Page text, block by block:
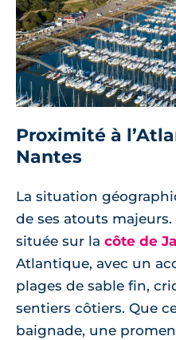
Proximité à
Nantes
La situation
de ses atouts
située sur la côte de
Atlantique, avec un
plages de sable fin,
sentiers côtiers. Que
baignade, une